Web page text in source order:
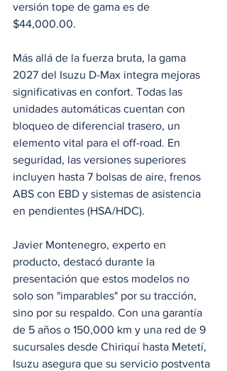
versión tope de gama es de
$44,000.00.
Más allá de la fuerza bruta, la gama
2027 del Isuzu D-Max integra mejoras
significativas en confort. Todas las
unidades automáticas cuentan con
bloqueo de diferencial trasero, un
elemento vital para el off-road. En
seguridad, las versiones superiores
incluyen hasta 7 bolsas de aire, frenos
ABS con EBD y sistemas de asistencia
en pendientes (HSA/HDC).
Javier Montenegro, experto en
producto, destacó durante la
presentación que estos modelos no
solo son "imparables" por su tracción,
sino por su respaldo. Con una garantía
de 5 años o 150,000 km y una red de 9
sucursales desde Chiriquí hasta Metetí,
Isuzu asegura que su servicio postventa